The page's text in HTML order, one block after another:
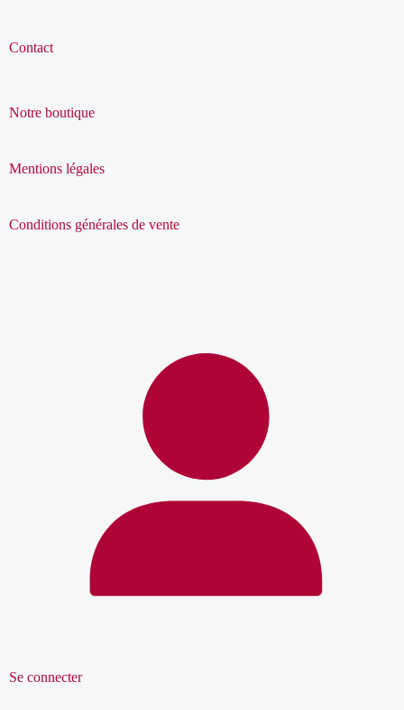
Contact
Notre boutique
Mentions légales
Conditions générales de vente
Se connecter